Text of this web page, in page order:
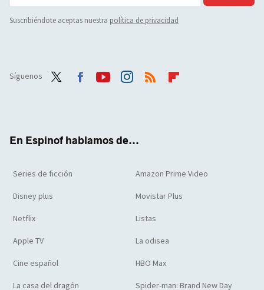
Suscribiéndote aceptas nuestra política de privacidad
Síguenos
En Espinof hablamos de...
Series de ficción Amazon Prime Video
Disney plus Movistar Plus
Netflix Listas
Apple TV La odisea
Cine español HBO Max
La casa del dragón Spider-man: Brand New Day